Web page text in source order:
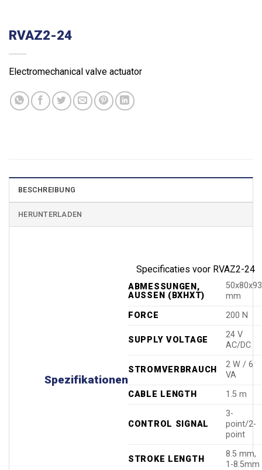
RVAZ2-24
Electromechanical valve actuator
BESCHREIBUNG
HERUNTERLADEN
Spezifikationen
Specificaties voor RVAZ2-24
ABMESSUNGEN,
AUSSEN (BXHXT)
50x80x93
mm
FORCE
200 N
SUPPLY VOLTAGE
24 V
AC/DC
STROMVERBRAUCH
2 W / 6
VA
CABLE LENGTH
1.5 m
CONTROL SIGNAL
3-
point/2-
point
STROKE LENGTH
8.5 mm,
1-8.5mm